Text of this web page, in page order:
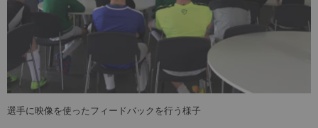
選手に映像を使ったフィードバックを行う様子